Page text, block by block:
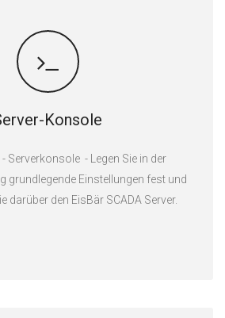
Konsole
- Serverkonsole - Legen Sie in der
grundlegende Einstellungen fest und
darüber den EisBär SCADA Server.